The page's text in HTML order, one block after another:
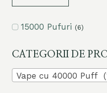
15000 Pufuri (6)
CATEGORII DE
Vape cu 40000 Puff